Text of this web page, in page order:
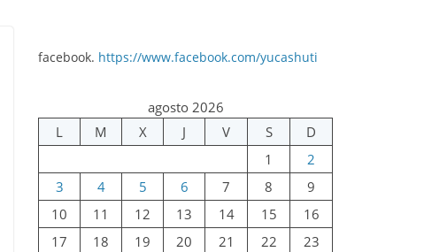
facebook. https://www.facebook.com/yucashuti
agosto 2026
L
M X J V S
D
1
2
3
4 5 6 7 8
9
10
11 12 13 14 15
16
17
18 19 20 21 22
23